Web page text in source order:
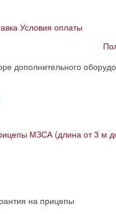
Условия оплаты
дополнительного
МЗСА (длина от 3